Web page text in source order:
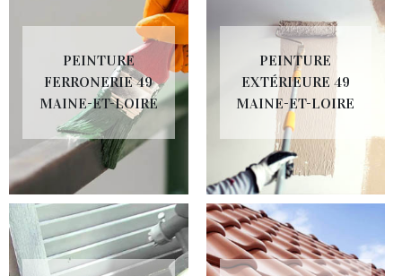
PEINTURE
FERRONERIE 49
MAINE-ET-LOIRE
PEINTURE
EXTÉRIEURE 49
MAINE-ET-LOIRE